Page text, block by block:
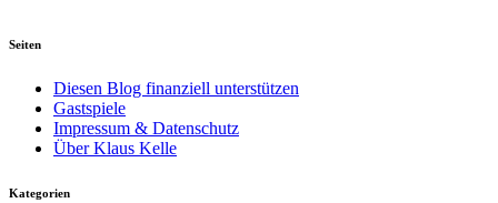
Seiten
Diesen Blog finanziell unterstützen
Gastspiele
Impressum & Datenschutz
Über Klaus Kelle
Kategorien